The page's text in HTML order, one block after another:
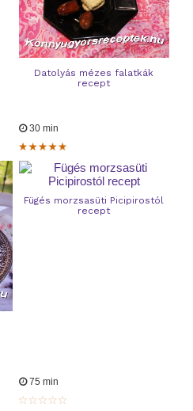
Datolyás mézes falatkák
recept
30 min
Fügés morzsasüti Picipirostól
recept
75 min